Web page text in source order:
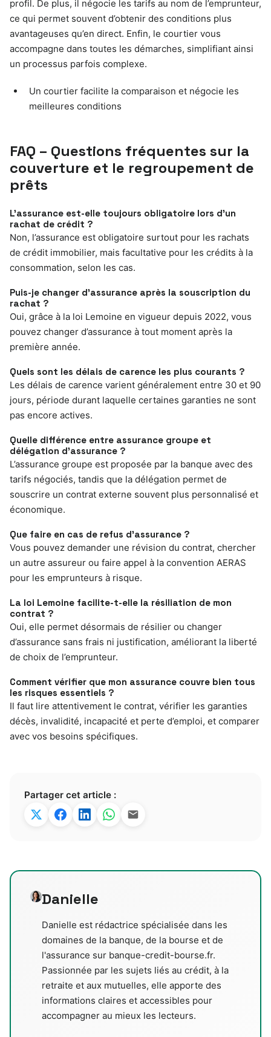
profil. De plus, il négocie les tarifs au nom de l’emprunteur,
ce qui permet souvent d’obtenir des conditions plus
avantageuses qu’en direct. Enfin, le courtier vous
accompagne dans toutes les démarches, simplifiant ainsi
un processus parfois complexe.
Un courtier facilite la comparaison et négocie les
meilleures conditions
FAQ – Questions fréquentes sur la
couverture et le regroupement de
prêts
L’assurance est-elle toujours obligatoire lors d’un
rachat de crédit ?
Non, l’assurance est obligatoire surtout pour les rachats
de crédit immobilier, mais facultative pour les crédits à la
consommation, selon les cas.
Puis-je changer d’assurance après la souscription du
rachat ?
Oui, grâce à la loi Lemoine en vigueur depuis 2022, vous
pouvez changer d’assurance à tout moment après la
première année.
Quels sont les délais de carence les plus courants ?
Les délais de carence varient généralement entre 30 et 90
jours, période durant laquelle certaines garanties ne sont
pas encore actives.
Quelle différence entre assurance groupe et
délégation d’assurance ?
L’assurance groupe est proposée par la banque avec des
tarifs négociés, tandis que la délégation permet de
souscrire un contrat externe souvent plus personnalisé et
économique.
Que faire en cas de refus d’assurance ?
Vous pouvez demander une révision du contrat, chercher
un autre assureur ou faire appel à la convention AERAS
pour les emprunteurs à risque.
La loi Lemoine facilite-t-elle la résiliation de mon
contrat ?
Oui, elle permet désormais de résilier ou changer
d’assurance sans frais ni justification, améliorant la liberté
de choix de l’emprunteur.
Comment vérifier que mon assurance couvre bien tous
les risques essentiels ?
Il faut lire attentivement le contrat, vérifier les garanties
décès, invalidité, incapacité et perte d’emploi, et comparer
avec vos besoins spécifiques.
Partager cet article :
Danielle
Danielle est rédactrice spécialisée dans les
domaines de la banque, de la bourse et de
l'assurance sur banque-credit-bourse.fr.
Passionnée par les sujets liés au crédit, à la
retraite et aux mutuelles, elle apporte des
informations claires et accessibles pour
accompagner au mieux les lecteurs.